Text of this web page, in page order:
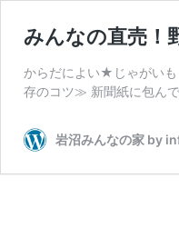
みんなの直売！
からだによい★じゃがい
存のコツ≫ 新聞紙に包ん
岩沼みんなの家 by